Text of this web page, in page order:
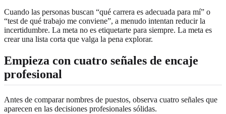
Cuando las personas buscan “qué carrera es adecuada para mí” o
“test de qué trabajo me conviene”, a menudo intentan reducir la
incertidumbre. La meta no es etiquetarte para siempre. La meta es
crear una lista corta que valga la pena explorar.
Empieza con cuatro señales de encaje
profesional
Antes de comparar nombres de puestos, observa cuatro señales que
aparecen en las decisiones profesionales sólidas.